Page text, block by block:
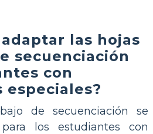
las hojas
secuenciación
con
especiales?
de secuenciación se
los estudiantes con